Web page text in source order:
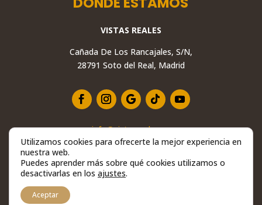
VISTAS REALES
Cañada De Los Rancajales, S/N,
28791 Soto del Real, Madrid
info@vistasreales.es
+34 629 234 558
Utilizamos cookies para ofrecerte la mejor experiencia en
nuestra web.
Puedes aprender más sobre qué cookies utilizamos o
desactivarlas en los ajustes.
Aceptar